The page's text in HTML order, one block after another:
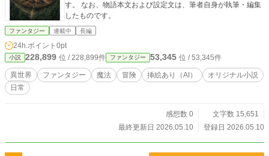
す。 なお、物語本文および設定文は、筆者自身が執筆・編集
したものです。
ファンタジー 連載中 長編
24h.ポイント 0pt
小説 228,899 位 / 228,899件 ファンタジー 53,345 位 / 53,345件
異世界 ファンタジー 魔法 冒険 挿絵あり（AI）
オリジナル小説
日常
感想数 0
文字数 15,651
最終更新日 2026.05.10
登録日 2026.05.10